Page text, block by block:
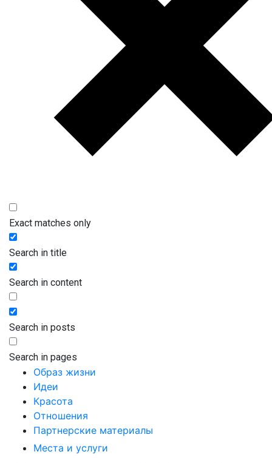
Exact matches only
Search in title
Search in content
Search in posts
Search in pages
Образ жизни
Идеи
Красота
Отношения
Партнерские материалы
Места и услуги